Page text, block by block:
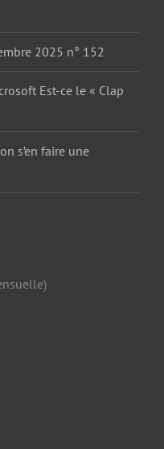
2025 n° 152
Est-ce le « Clap
s’en faire une